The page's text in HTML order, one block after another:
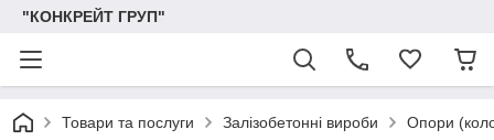
"КОНКРЕЙТ ГРУП"
Товари та послуги Залізобетонні вироби Опори